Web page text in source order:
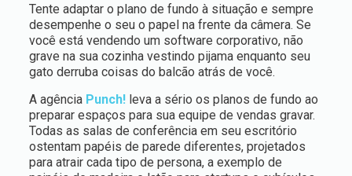
Tente adaptar o plano de fundo à situação e sempre
desempenhe o seu o papel na frente da câmera. Se
você está vendendo um software corporativo, não
grave na sua cozinha vestindo pijama enquanto seu
gato derruba coisas do balcão atrás de você.
A agência Punch!leva a sério os planos de fundo ao
preparar espaços para sua equipe de vendas gravar.
Todas as salas de conferência em seu escritório
ostentam papéis de parede diferentes, projetados
para atrair cada tipo de persona, a exemplo de